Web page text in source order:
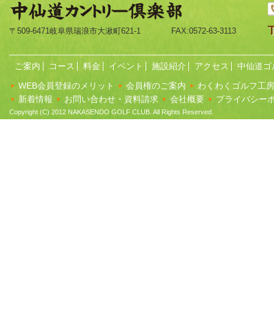
〒509-6471岐阜県瑞浪市大湫町621-1 FAX:0572-63-3113
ご案内 コース 料金 イベント 施設紹介 アクセス
中仙道ゴ
WEB会員登録のメリット
会員権のご案内
わくわくゴルフ工房
新着情報
お問い合わせ・資料請求 会社概要 プライバシー
Copyright (C) 2012 NAKASENDO GOLF CLUB. All Rights Reserved.